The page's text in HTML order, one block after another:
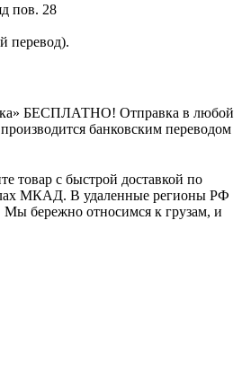
пов. 28
перевод).
БЕСПЛАТНО! Отправка в любой
банковским переводом
товар с быстрой доставкой по
МКАД. В удаленные регионы РФ
Мы бережно относимся к грузам, и